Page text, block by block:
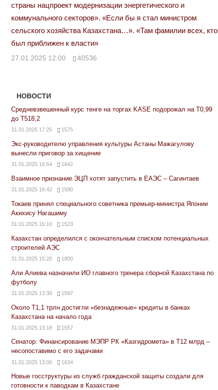
страны нацпроект модернизации энергетического и
коммунального секторов». «Если бы я стал министром
сельского хозяйства Казахстана…». «Там фамилии всех, кто
был приближен к власти»
27.01.2025 12:00 40536
НОВОСТИ
Средневзвешенный курс тенге на торгах KASE подорожал на Т0,99
до Т518,2
31.01.2025 17:25 1575
Экс-руководителю управления культуры Астаны Мажагулову
вынесли приговор за хищение
31.01.2025 16:54 1642
Взаимное признание ЭЦП хотят запустить в ЕАЭС – Сагинтаев
31.01.2025 16:42 1590
Токаев принял специального советника премьер-министра Японии
Акихису Нагашиму
31.01.2025 16:10 1523
Казахстан определился с окончательным списком потенциальных
строителей АЭС
31.01.2025 15:20 1800
Али Алиева назначили ИО главного тренера сборной Казахстана по
футболу
31.01.2025 13:30 1597
Около Т1,1 трлн достигли «безнадежные» кредиты в банках
Казахстана на начало года
31.01.2025 13:18 1557
Сенатор: Финансирование МЭПР РК «Казгидромета» в Т12 млрд –
несопоставимо с его задачами
31.01.2025 13:00 1634
Новые госструктуры из служб гражданской защиты создали для
готовности к паводкам в Казахстане